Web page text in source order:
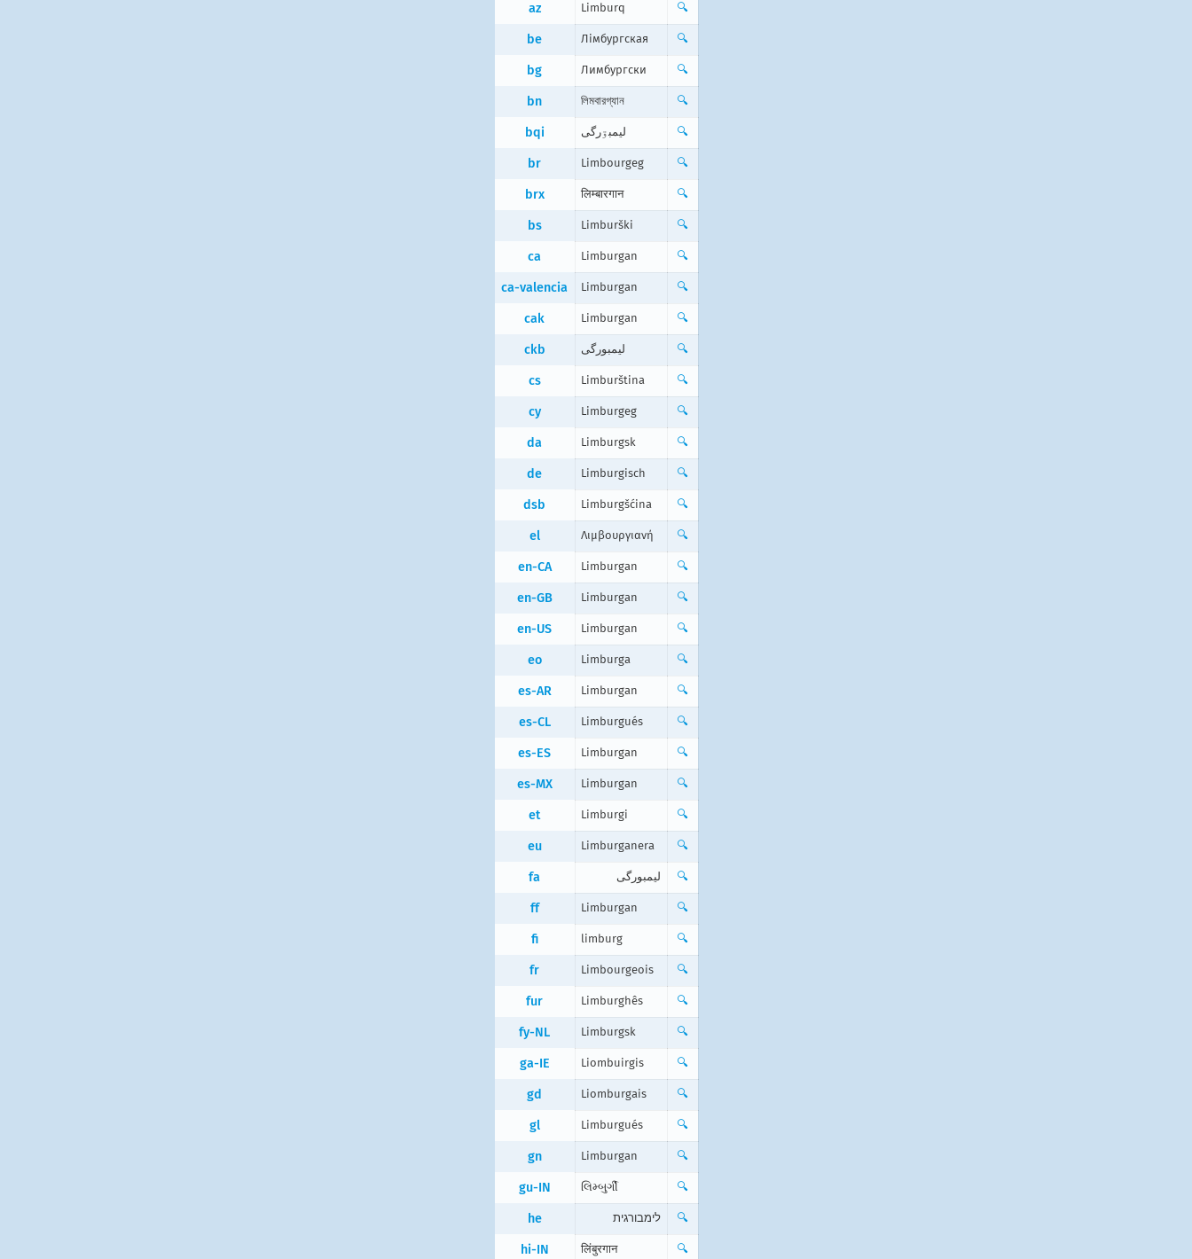
az Limburq 🔍
be Лімбургская 🔍
bg Лимбургски 🔍
bn লিমবারগ্যান 🔍
bqi لیمبۊرگی 🔍
br Limbourgeg 🔍
brx लिम्बारगान 🔍
bs Limburški 🔍
ca Limburgan 🔍
ca-valencia Limburgan 🔍
cak Limburgan 🔍
ckb لیمبورگی 🔍
cs Limburština 🔍
cy Limburgeg 🔍
da Limburgsk 🔍
de Limburgisch 🔍
dsb Limburgšćina 🔍
el Λιμβουργιανή 🔍
en-CA Limburgan 🔍
en-GB Limburgan 🔍
en-US Limburgan 🔍
eo Limburga 🔍
es-AR Limburgan 🔍
es-CL Limburgués 🔍
es-ES Limburgan 🔍
es-MX Limburgan 🔍
et Limburgi 🔍
eu Limburganera 🔍
fa لیمبورگی 🔍
ff Limburgan 🔍
fi limburg 🔍
fr Limbourgeois 🔍
fur Limburghês 🔍
fy-NL Limburgsk 🔍
ga-IE Liombuirgis 🔍
gd Liomburgais 🔍
gl Limburgués 🔍
gn Limburgan 🔍
gu-IN લિમ્બુર્ગી 🔍
he לימבורגית 🔍
hi-IN लिंबुरगान 🔍